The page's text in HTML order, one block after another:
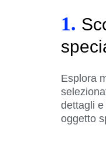
1.
Esplora
dettagli
oggetto